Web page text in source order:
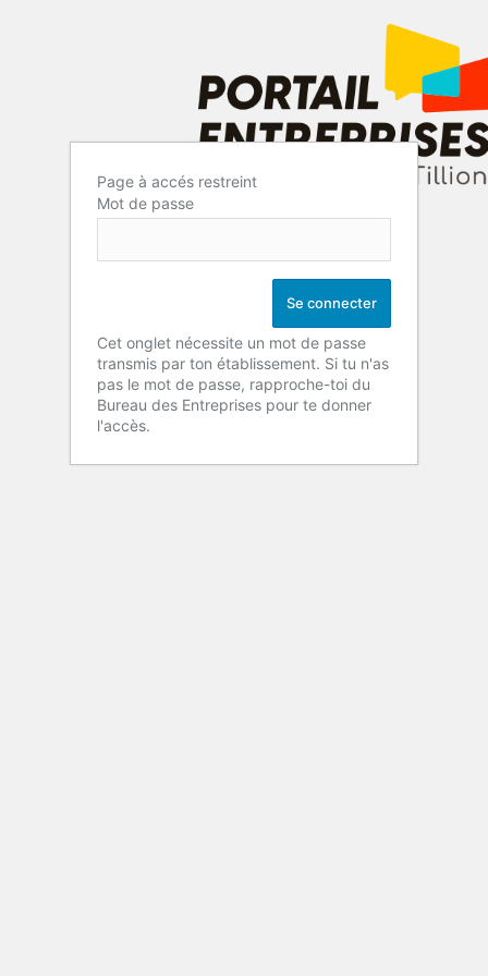
Page à accés restreint
Mot de passe
Cet onglet nécessite un mot de passe
transmis par ton établissement. Si tu n'as
pas le mot de passe, rapproche-toi du
Bureau des Entreprises pour te donner
l'accès.